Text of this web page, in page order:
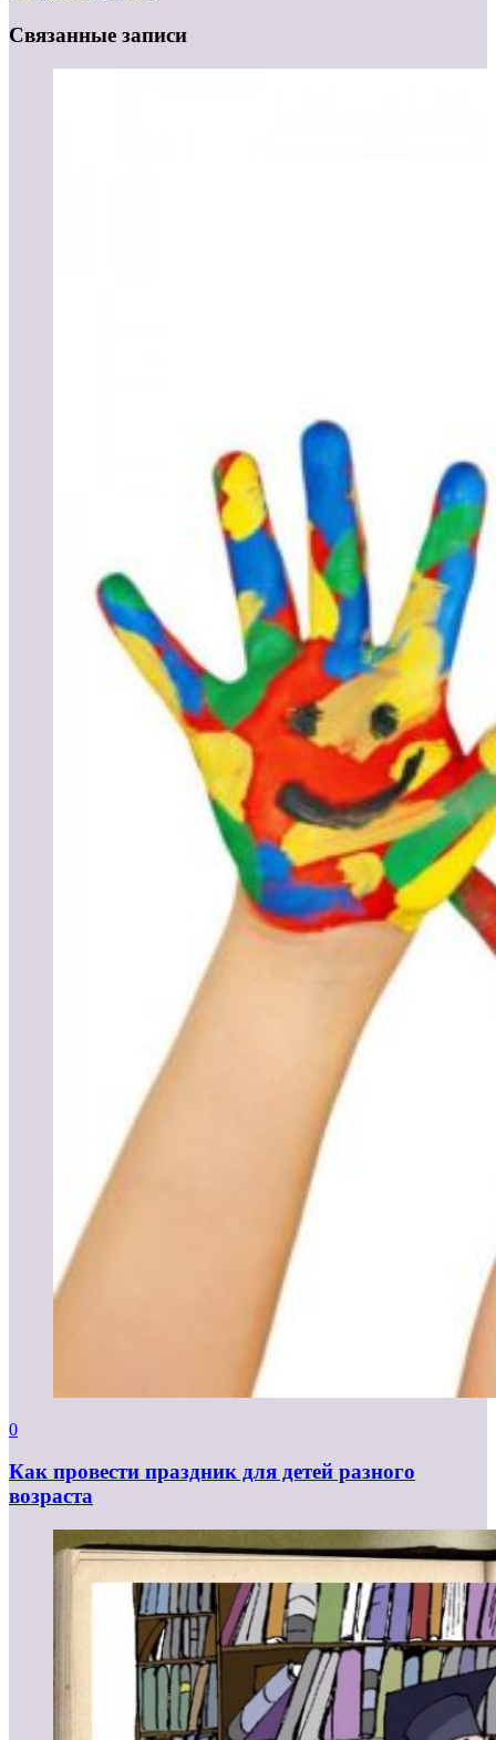
Связанные записи
0
Как провести праздник для детей разного
возраста